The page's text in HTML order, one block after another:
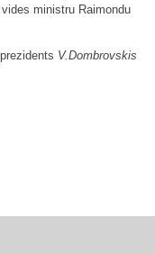
ministru Raimondu
V.Dombrovskis